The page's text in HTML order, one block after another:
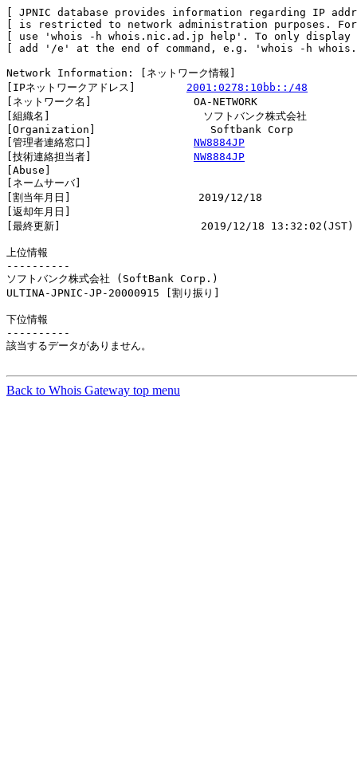
[ JPNIC database provides information regarding IP
[ is restricted to network administration purposes.
[ use 'whois -h whois.nic.ad.jp help'. To only
[ add '/e' at the end of command, e.g. 'whois -h
Network Information: [ネットワーク情報]
[IPネットワークアドレス] 2001:0278:10bb::/48
[ネットワーク名]                OA-NETWORK
[組織名]                        ソフトバンク株式会社
[Organization]                  Softbank Corp
[管理者連絡窓口] NW8884JP
[技術連絡担当者] NW8884JP
[Abuse]
[ネームサーバ]
[割当年月日]                    2019/12/18
[返却年月日]
[最終更新]                      2019/12/18 13:32:02(JST)
上位情報
----------
ソフトバンク株式会社 (SoftBank Corp.)
ULTINA-JPNIC-JP-20000915 [割
下位情報
----------
該当するデータがありません。
Back to Whois Gateway top menu